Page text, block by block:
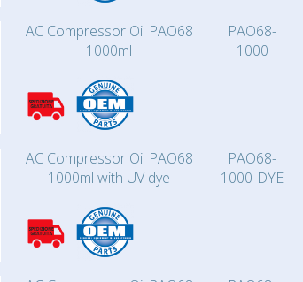
AC Compressor Oil PAO68
1000ml
PAO68-
1000
AC Compressor Oil PAO68
1000ml with UV dye
PAO68-
1000-DYE